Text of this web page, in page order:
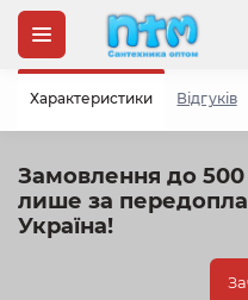
Замовлення до 500
лише за
Україна!
Характеристики Відгуків